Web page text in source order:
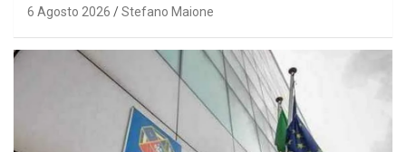
6 Agosto 2026 Stefano Maione